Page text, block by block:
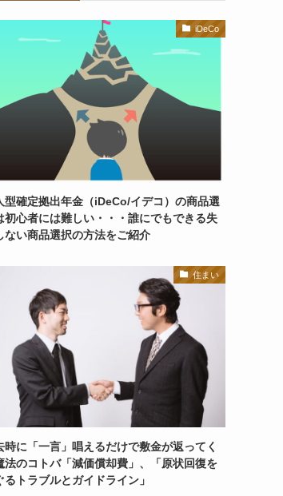
iDeCo
型確定拠出年金（iDeCo/イデコ）の商品選
初心者には難しい・・・誰にでもできる失
ない商品選択の方法をご紹介
住まい
時に「一言」唱えるだけで敷金が返ってく
法のコトバ「減価償却費」、「原状回復を
るトラブルとガイドライン」